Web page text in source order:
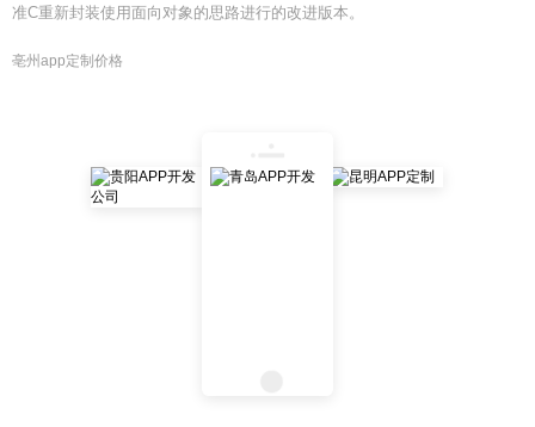
准C重新封装使用面向对象的思路进行的改进版本。
亳州app定制价格